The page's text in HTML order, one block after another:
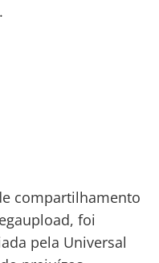
compartilhamento
foi
pela Universal